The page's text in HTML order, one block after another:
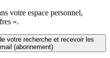
votre espace personnel,
».
votre recherche et recevoir les
(abonnement)